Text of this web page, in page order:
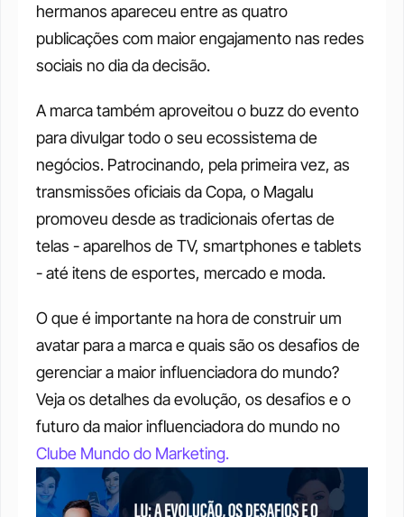
hermanos apareceu entre as quatro
publicações com maior engajamento nas redes
sociais no dia da decisão.
A marca também aproveitou o buzz do evento
para divulgar todo o seu ecossistema de
negócios. Patrocinando, pela primeira vez, as
transmissões oficiais da Copa, o Magalu
promoveu desde as tradicionais ofertas de
telas - aparelhos de TV, smartphones e tablets
- até itens de esportes, mercado e moda.
O que é importante na hora de construir um
avatar para a marca e quais são os desafios de
gerenciar a maior influenciadora do mundo?
Veja os detalhes da evolução, os desafios e o
Clube Mundo do Marketing.